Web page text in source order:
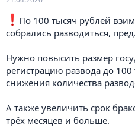
️По 100 тысяч рублей
собрались разводиться,
Нужно повысить размер
регистрацию развода до
снижения количества
А также увеличить срок
трёх месяцев и больше.